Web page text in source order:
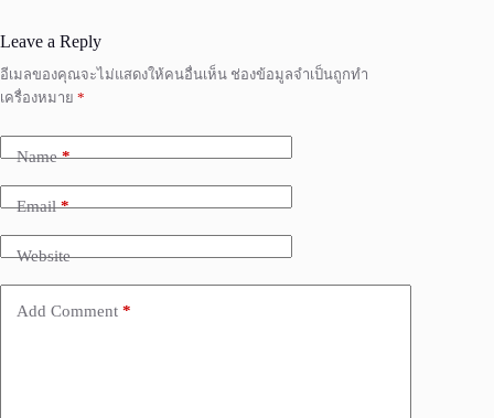
Leave a Reply
อีเมลของคุณจะไม่แสดงให้คนอื่นเห็น ช่องข้อมูลจำเป็นถูกทำ
เครื่องหมาย *
Name*
Email*
Website
Add Comment *